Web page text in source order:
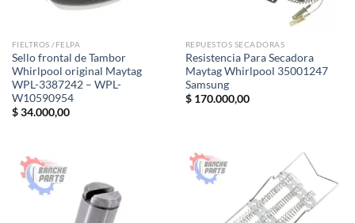
FIELTROS /FELPA
Sello frontal de Tambor
Whirlpool original Maytag
WPL-3387242 – WPL-
W10590954
$34.000,00
REPUESTOS SECADORAS
Resistencia Para Secadora
Maytag Whirlpool 35001247
Samsung
$170.000,00